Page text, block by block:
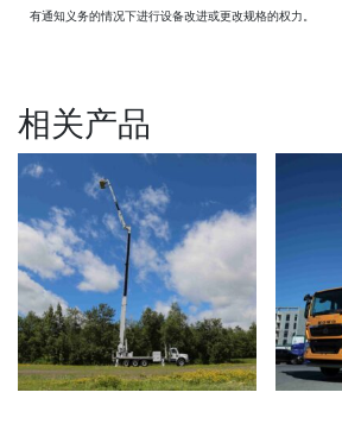
有通知义务的情况下进行设备改进或更改规格的权力。
相关产品